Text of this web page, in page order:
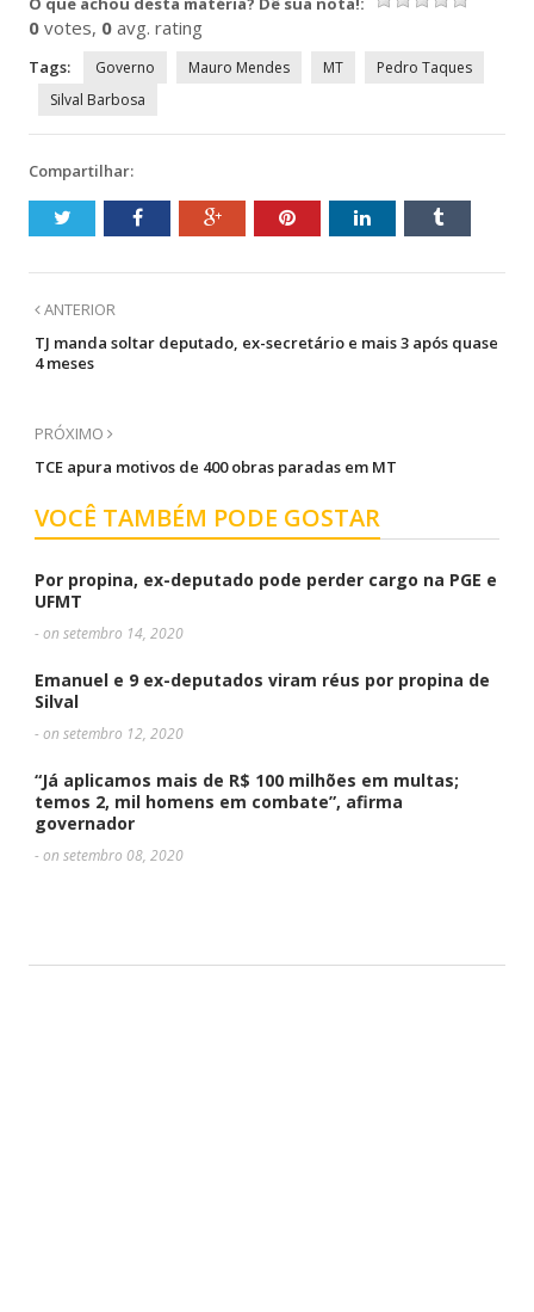
janela) janela) janela) janela)
0 votes, 0 avg. rating
Tags: Governo Mauro Mendes MT
Pedro Taques
Silval Barbosa
Compartilhar:
ANTERIOR
TJ manda soltar deputado, ex-secretário e mais 3 após quase
4 meses
PRÓXIMO
TCE apura motivos de 400 obras paradas em MT
VOCÊ TAMBÉM PODE GOSTAR
Por propina, ex-deputado pode perder cargo na PGE e
UFMT
- on setembro 14, 2020
Emanuel e 9 ex-deputados viram réus por propina de
Silval
- on setembro 12, 2020
“Já aplicamos mais de R$ 100 milhões em multas;
temos 2, mil homens em combate”, afirma
governador
- on setembro 08, 2020